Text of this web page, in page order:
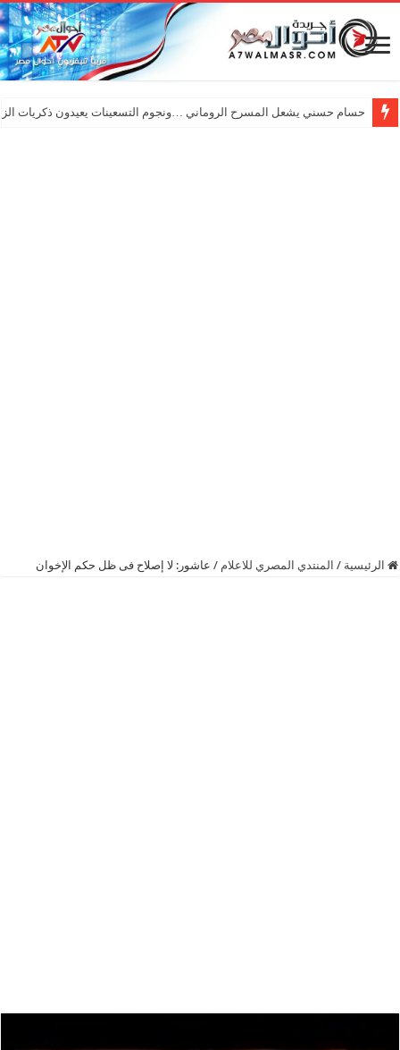
حسام حسني يشعل المسرح الروماني …ونجوم التسعينات يعيدون ذكريات
الرئيسية / المنتدي المصري للاعلام / عاشور: لا إصلاح فى ظل حكم الإخوان